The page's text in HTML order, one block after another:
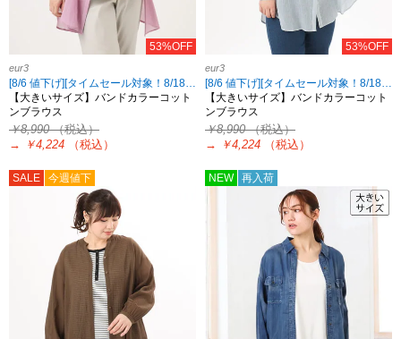
53%OFF
eur3
【大きいサイズ】バンドカラーコット
ンブラウス
￥8,990（税込）
→
￥4,224 （税込）
53%OFF
eur3
【大きいサイズ】バンドカラーコット
ンブラウス
￥8,990（税込）
→
￥4,224 （税込）
SALE 今週値下 NEW 再入荷